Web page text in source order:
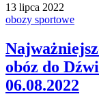
13 lipca 2022
obozy sportowe
obóz do
06.08.2022